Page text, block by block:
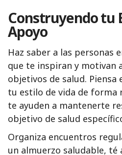
Construyendo tu
Apoyo
Haz saber a las personas
que te inspiran y motivan
objetivos de salud. Piensa
tu estilo de vida de forma
te ayuden a mantenerte
objetivo de salud
Organiza encuentros
un almuerzo saludable, té